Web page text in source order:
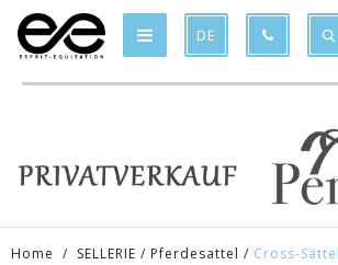
DE
Home / SELLERIE / Pferdesattel / Cross-Sättel
Product added to the cart
Product deleted from the cart